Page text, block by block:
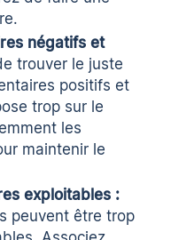
négatifs et
trouver le juste
positifs et
trop sur le
les
maintenir le
exploitables :
peuvent être trop